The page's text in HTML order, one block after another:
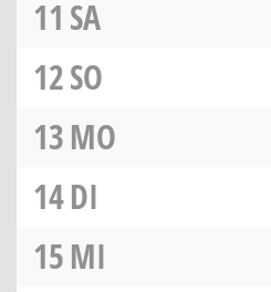
11 SA
12SO
13MO
14DI
15MI